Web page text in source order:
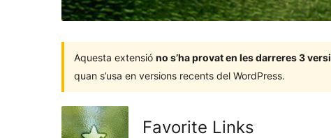
Aquesta extensió no s’ha provat en les darreres 3
quan s’usa en versions recents del WordPress.
Favorite Links